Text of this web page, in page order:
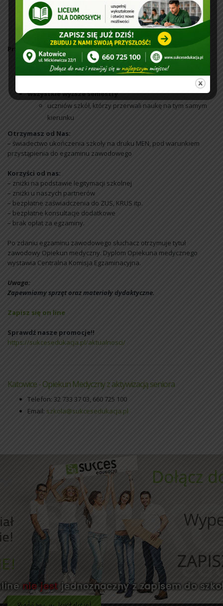
ukończone 18 lat
dowód osobisty
świadectwo ukończenia szkoły średniej
Przyjęcia:
semestr I
wszystkie wyższe semestry
uczniów szkół, którzy przerwali naukę na tym samym
kierunku
Otrzymasz od Nas:
– świadectwo ukończenia szkoły na druku MEN, pod warunkiem
przystąpienia do egzaminu zawodowego
Korzyści od nas:
– zniżki na podstawie legitymacji szkolnej
– zniżki u naszych partnerów
– bezpłatne zaświadczenia do ZUS, KRUS itp.
– bezpłatne konsultacje dodatkowe
– brak opłat za egzaminy.
Po zdaniu egzaminu zawodowego słuchacz otrzymuje tytuł
zawodowy Opiekun medyczny. Dyplom Opiekuna medycznego
wystawia Centralna Komisja Egzaminacyjna.
Uwaga:
Zapewniamy sprzęt oraz materiały dydaktyczne.
Zapisz się on line
Sprawdź nasze promocje!!
https://sukcesedukacja.pl/aktualnosci/
Katowice - Opiekun Medyczny z aktywizacją seniora
Telefon: 32 733 37 03, 660 725 100
Email: szkola@sukcesedukacja.pl